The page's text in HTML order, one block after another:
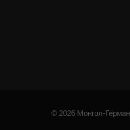
© 2026 Монгол-